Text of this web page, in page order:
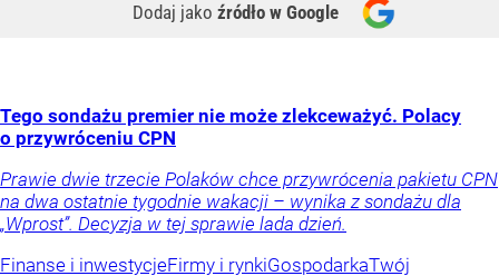
Dodaj jako źródło w Google
Tego sondażu premier nie może zlekceważyć. Polacy
o przywróceniu CPN
Prawie dwie trzecie Polaków chce przywrócenia pakietu CPN
na dwa ostatnie tygodnie wakacji – wynika z sondażu dla
„Wprost”. Decyzja w tej sprawie lada dzień.
Finanse i inwestycjeFirmy i rynkiGospodarkaTwój